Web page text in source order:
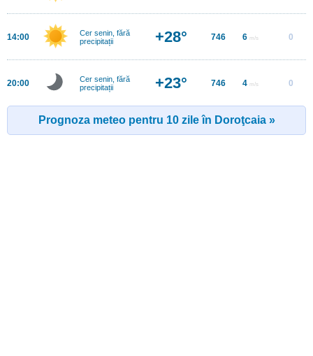
14:00
Cer senin, fără
precipitații
+28° 746 6 m/s 0
20:00
Cer senin, fără
precipitații
+23° 746 4 m/s 0
Prognoza meteo pentru 10 zile în Doroţcaia »